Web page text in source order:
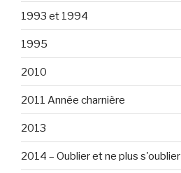
1993 et 1994
1995
2010
2011 Année charnière
2013
2014 – Oublier et ne plus s'oublier